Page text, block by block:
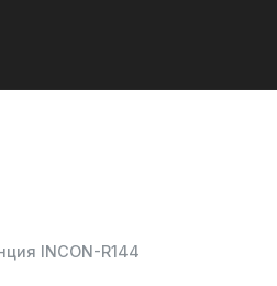
INCON-R144